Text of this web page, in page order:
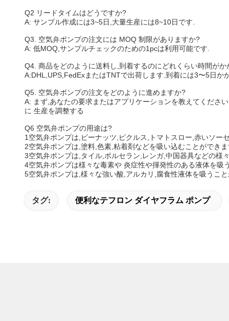
Q2 リードタイムはどうですか?
A: サンプル作成には3~5日,大量生産には8~10日です.
Q3. 空気弁ポンプの注文には MOQ 制限がありますか?
A: 低MOQ,サンプルチェックのための1pcは利用可能です.
Q4. 商品をどのように送料し,到着するのにどれくらい時間がか
A:DHL,UPS,FedExまたはTNTで出荷します.到着には3〜5日か
Q5. 空気弁ポンプの注文をどのように進めますか?
A: まず,あなたの要求またはアプリケーションを教えてくださ
に 生産を調整する
Q6 空気弁ポンプの用途は?
1空気弁ポンプは,ピーナッツ,ピクルス,トマトスロー,赤いソ
2空気弁ポンプは,塗料,色素,粘着剤などを吸い込むことができ
3空気弁ポンプは,タイル,ポルセラン,レンガ,中国器具などの様
4空気弁ポンプは様々な毒素や 炎症性や揮発性のある液体を吸
5空気弁ポンプは,様々な強い酸,アルカリ,腐食性液体を吸うこ
タグ: 便利なテフロン ダイヤフラム ポンプ